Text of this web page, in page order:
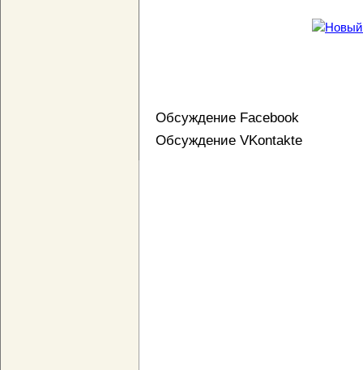
Обсуждение Facebook
Обсуждение VKontakte